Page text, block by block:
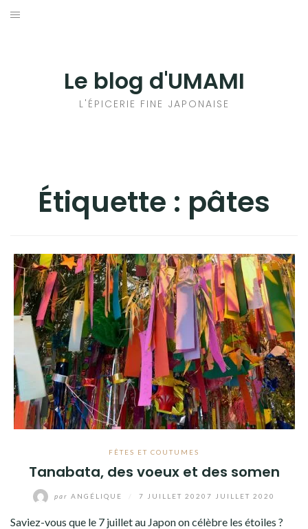
Aller
Le blog d'UMAMI
L'ÉPICERIE FINE JAPONAISE
Étiquette : pâtes
FÊTES ET COUTUMES
Tanabata, des voeux et des somen
par ANGÉLIQUE 7 JUILLET 2020 7 JUILLET 2020
Saviez-vous que le 7 juillet au Japon on célèbre les étoiles ?